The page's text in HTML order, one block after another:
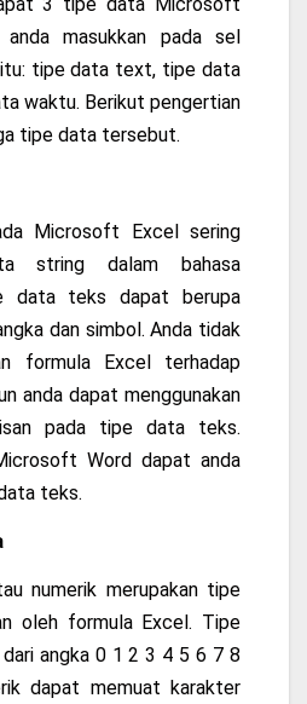
3 tipe data Microsoft
masukkan pada sel
tipe data text, tipe data
waktu. Berikut pengertian
tipe data tersebut.
Microsoft Excel sering
string dalam bahasa
data teks dapat berupa
dan simbol. Anda tidak
formula Excel terhadap
anda dapat menggunakan
pada tipe data teks.
Word dapat anda
teks.
numerik merupakan tipe
oleh formula Excel. Tipe
angka 0 1 2 3 4 5 6 7 8
dapat memuat karakter